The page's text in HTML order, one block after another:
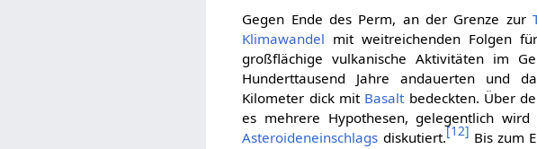
Gegen Ende des Perm, an der Grenze zur
Klimawandel mit weitreichenden Folgen
großflächige vulkanische Aktivitäten im
Hunderttausend Jahre andauerten und
Kilometer dick mit Basalt bedeckten. Über
es mehrere Hypothesen, gelegentlich
Asteroideneinschlags diskutiert.[12] Bis zum